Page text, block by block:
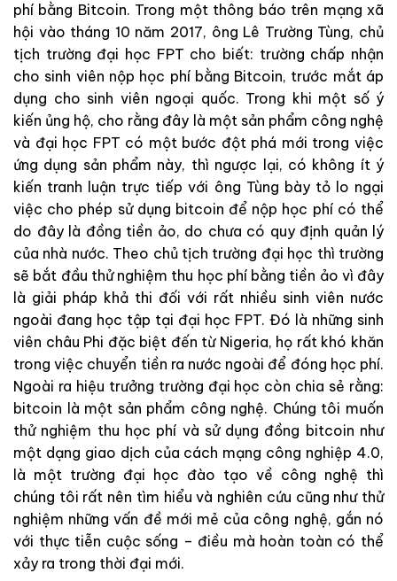
phí bằng Bitcoin. Trong một thông báo trên mạng xã
hội vào tháng 10 năm 2017, ông Lê Trường Tùng, chủ
tịch trường đại học FPT cho biết: trường chấp nhận
cho sinh viên nộp học phí bằng Bitcoin, trước mắt áp
dụng cho sinh viên ngoại quốc. Trong khi một số ý
kiến ủng hộ, cho rằng đây là một sản phẩm công nghệ
và đại học FPT có một bước đột phá mới trong việc
ứng dụng sản phẩm này, thì ngược lại, có không ít ý
kiến tranh luận trực tiếp với ông Tùng bày tỏ lo ngại
việc cho phép sử dụng bitcoin để nộp học phí có thể
do đây là đồng tiền ảo, do chưa có quy định quản lý
của nhà nước. Theo chủ tịch trường đại học thì trường
sẽ bắt đầu thử nghiệm thu học phí bằng tiền ảo vì đây
là giải pháp khả thi đối với rất nhiều sinh viên nước
ngoài đang học tập tại đại học FPT. Đó là những sinh
viên châu Phi đặc biệt đến từ Nigeria, họ rất khó khăn
trong việc chuyển tiền ra nước ngoài để đóng học phí.
Ngoài ra hiệu trưởng trường đại học còn chia sẻ rằng:
bitcoin là một sản phẩm công nghệ. Chúng tôi muốn
thử nghiệm thu học phí và sử dụng đồng bitcoin như
một dạng giao dịch của cách mạng công nghiệp 4.0,
là một trường đại học đào tạo về công nghệ thì
chúng tôi rất nên tìm hiểu và nghiên cứu cũng như thử
nghiệm những vấn đề mới mẻ của công nghệ, gắn nó
với thực tiễn cuộc sống – điều mà hoàn toàn có thể
xảy ra trong thời đại mới.